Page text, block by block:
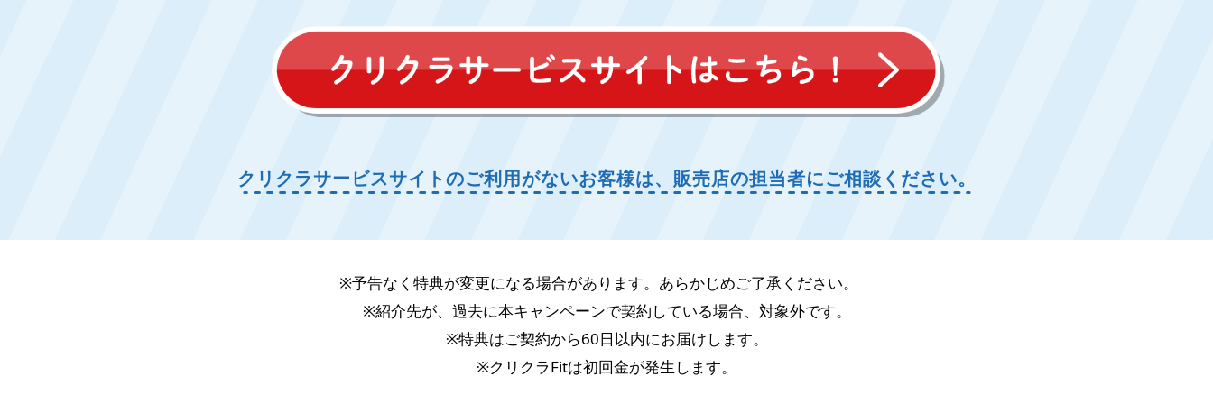
クリクラサービスサイトのご利用がないお客様は、 販売店の担当者にご相談ください。
※予告なく特典が変更になる場合があります。 あらかじめご了承ください。
※紹介先が、過去に本キャンペーンで契約している場合、対象外です。
※特典はご契約から60日以内にお届けします。
※クリクラFitは初回金が発生します。